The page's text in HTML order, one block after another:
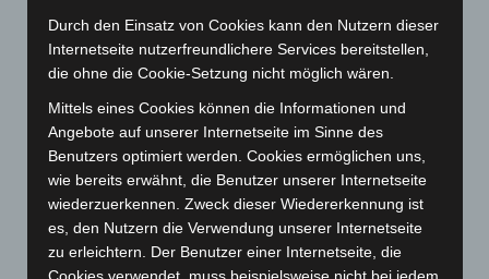
März 2023
(174)
Februar 2023(154)
Januar 2023(140)
Dezember 2022(130)
November 2022
(167)
Oktober 2022(166)
September 2022(205)
August 2022
(166)
Durch den Einsatz von Cookies kann den Nutzern dieser
Internetseite nutzerfreundlichere Services bereitstellen,
die ohne die Cookie-Setzung nicht möglich wären.
Mittels eines Cookies können die Informationen und
Angebote auf unserer Internetseite im Sinne des
Benutzers optimiert werden. Cookies ermöglichen uns,
wie bereits erwähnt, die Benutzer unserer Internetseite
wiederzuerkennen. Zweck dieser Wiedererkennung ist
es, den Nutzern die Verwendung unserer Internetseite
zu erleichtern. Der Benutzer einer Internetseite, die